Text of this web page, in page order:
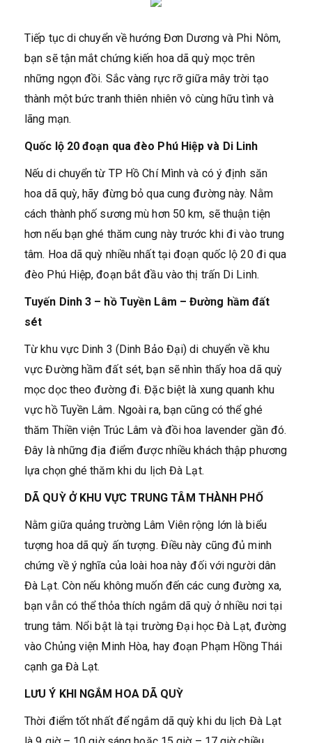
Tiếp tục di chuyển về hướng Đơn Dương và Phi Nôm,
bạn sẽ tận mắt chứng kiến hoa dã quỳ mọc trên
những ngọn đồi. Sắc vàng rực rỡ giữa mây trời tạo
thành một bức tranh thiên nhiên vô cùng hữu tình và
lãng mạn.
Quốc lộ 20 đoạn qua đèo Phú Hiệp và Di Linh
Nếu di chuyển từ TP Hồ Chí Mình và có ý định săn
hoa dã quỳ, hãy đừng bỏ qua cung đường này. Nằm
cách thành phố sương mù hơn 50 km, sẽ thuận tiện
hơn nếu bạn ghé thăm cung này trước khi đi vào trung
tâm. Hoa dã quỳ nhiều nhất tại đoạn quốc lộ 20 đi qua
đèo Phú Hiệp, đoạn bắt đầu vào thị trấn Di Linh.
Tuyến Dinh 3 – hồ Tuyền Lâm – Đường hầm đất
sét
Từ khu vực Dinh 3 (Dinh Bảo Đại) di chuyển về khu
vực Đường hầm đất sét, bạn sẽ nhìn thấy hoa dã quỳ
mọc dọc theo đường đi. Đặc biệt là xung quanh khu
vực hồ Tuyền Lâm. Ngoài ra, bạn cũng có thể ghé
thăm Thiền viện Trúc Lâm và đồi hoa lavender gần đó.
Đây là những địa điểm được nhiều khách thập phương
lựa chọn ghé thăm khi du lịch Đà Lạt.
DÃ QUỲ Ở KHU VỰC TRUNG TÂM THÀNH PHỐ
Nằm giữa quảng trường Lâm Viên rộng lớn là biểu
tượng hoa dã quỳ ấn tượng. Điều này cũng đủ minh
chứng về ý nghĩa của loài hoa này đối với người dân
Đà Lạt. Còn nếu không muốn đến các cung đường xa,
bạn vẫn có thể thỏa thích ngắm dã quỳ ở nhiều nơi tại
trung tâm. Nổi bật là tại trường Đại học Đà Lạt, đường
vào Chủng viện Minh Hòa, hay đoạn Phạm Hồng Thái
cạnh ga Đà Lạt.
LƯU Ý KHI NGẮM HOA DÃ QUỲ
Thời điểm tốt nhất để ngắm dã quỳ khi du lịch Đà Lạt